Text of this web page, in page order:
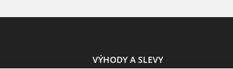
VÝHODY A SLEVY